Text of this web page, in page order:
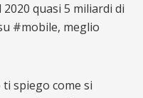
quasi 5 miliardi di
#mobile, meglio
spiego come si